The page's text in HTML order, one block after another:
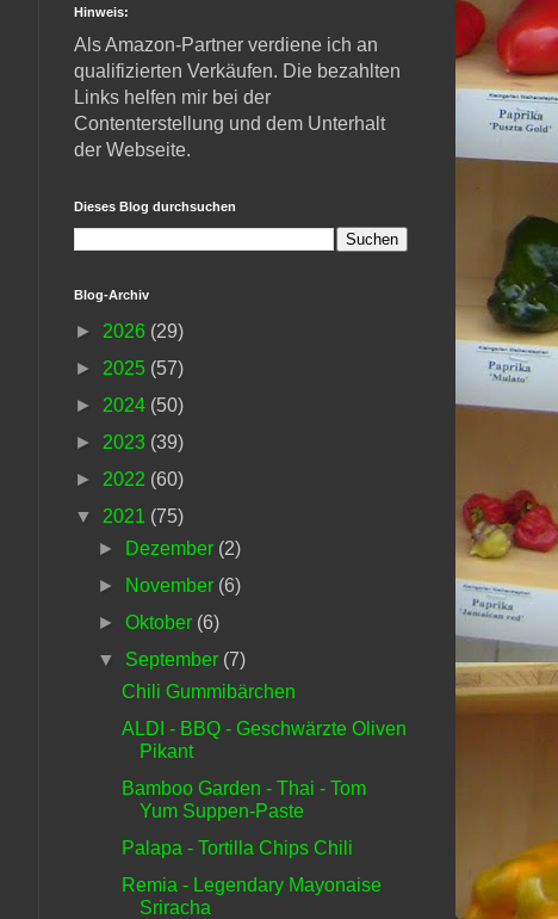
Hinweis:
Als Amazon-Partner verdiene ich an
qualifizierten Verkäufen. Die bezahlten
Links helfen mir bei der
Contenterstellung und dem Unterhalt
der Webseite.
Dieses Blog durchsuchen
Blog-Archiv
► 2026 (29)
► 2025 (57)
► 2024 (50)
► 2023 (39)
► 2022 (60)
▼ 2021 (75)
►
Dezember (2)
►
November (6)
►Oktober (6)
▼ September (7)
Chili Gummibärchen
ALDI - BBQ - Geschwärzte Oliven
Pikant
Bamboo Garden - Thai - Tom
Yum Suppen-Paste
Palapa - Tortilla Chips Chili
Remia - Legendary Mayonaise
Sriracha